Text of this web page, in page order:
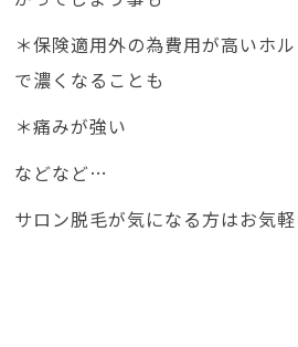
＊保険適用外の為費用が高いホ
で濃くなることも
＊痛みが強い
などなど…
サロン脱毛が気になる方はお気